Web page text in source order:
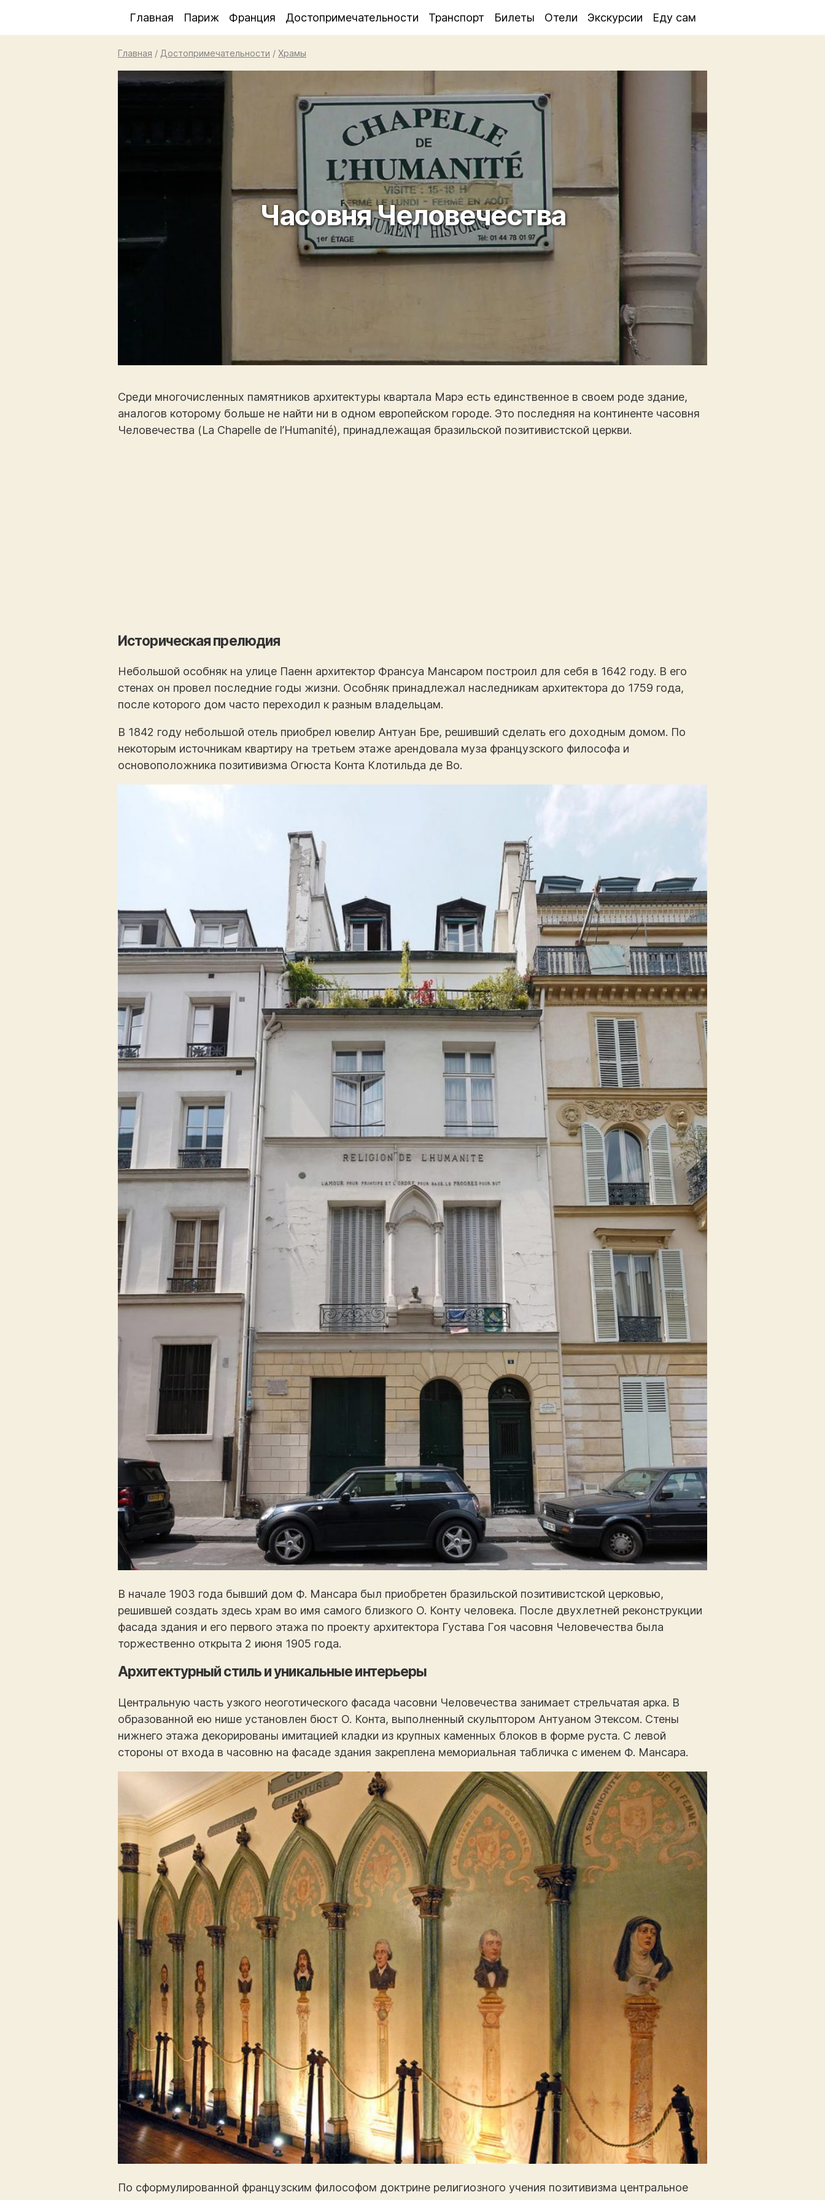
Главная Париж Франция Достопримечательности Транспорт Билеты Отели Экскурсии Еду сам
Главная / Достопримечательности / Храмы
Часовня Человечества
Среди многочисленных памятников архитектуры квартала Марэ есть единственное в своем роде здание,
аналогов которому больше не найти ни в одном европейском городе. Это последняя на континенте часовня
Человечества (La Chapelle de l’Humanité), принадлежащая бразильской позитивистской церкви.
Историческая прелюдия
Небольшой особняк на улице Паенн архитектор Франсуа Мансаром построил для себя в 1642 году. В его
стенах он провел последние годы жизни. Особняк принадлежал наследникам архитектора до 1759 года,
после которого дом часто переходил к разным владельцам.
В 1842 году небольшой отель приобрел ювелир Антуан Бре, решивший сделать его доходным домом. По
некоторым источникам квартиру на третьем этаже арендовала муза французского философа и
основоположника позитивизма Огюста Конта Клотильда де Во.
В начале 1903 года бывший дом Ф. Мансара был приобретен бразильской позитивистской церковью,
решившей создать здесь храм во имя самого близкого О. Конту человека. После двухлетней реконструкции
фасада здания и его первого этажа по проекту архитектора Густава Гоя часовня Человечества была
торжественно открыта 2 июня 1905 года.
Архитектурный стиль и уникальные интерьеры
Центральную часть узкого неоготического фасада часовни Человечества занимает стрельчатая арка. В
образованной ею нише установлен бюст О. Конта, выполненный скульптором Антуаном Этексом. Стены
нижнего этажа декорированы имитацией кладки из крупных каменных блоков в форме руста. С левой
стороны от входа в часовню на фасаде здания закреплена мемориальная табличка с именем Ф. Мансара.
По сформулированной французским философом доктрине религиозного учения позитивизма центральное